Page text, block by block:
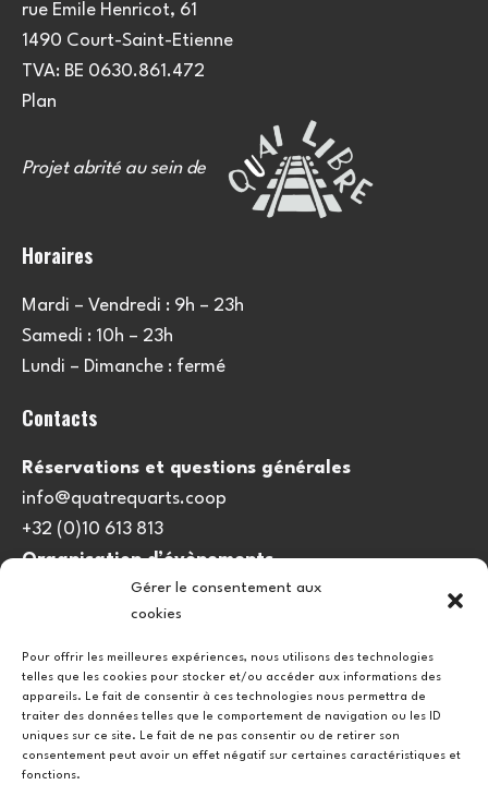
Gérer le consentement aux
cookies
Pour offrir les meilleures expériences, nous utilisons des technologies
telles que les cookies pour stocker et/ou accéder aux informations des
appareils. Le fait de consentir à ces technologies nous permettra de
traiter des données telles que le comportement de navigation ou les ID
uniques sur ce site. Le fait de ne pas consentir ou de retirer son
consentement peut avoir un effet négatif sur certaines caractéristiques et
fonctions.
rue Emile Henricot, 61
1490 Court-Saint-Etienne
TVA: BE 0630.861.472
Plan
Projet abrité au sein de
Horaires
Mardi – Vendredi : 9h – 23h
Samedi : 10h – 23h
Lundi – Dimanche : fermé
Contacts
Réservations et questions générales
info@quatrequarts.coop
+32 (0)10 613 813
Organisation d’évènements
viedulieu@quatrequarts.coop
Politique de cookies (UE)